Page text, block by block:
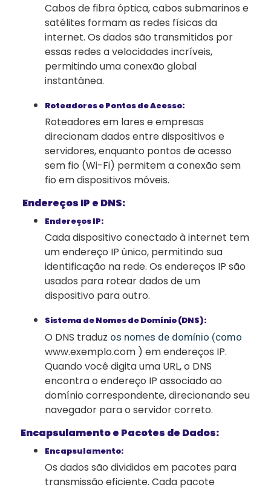
Cabos de fibra óptica, cabos submarinos e
satélites formam as redes físicas da
internet. Os dados são transmitidos por
essas redes a velocidades incríveis,
permitindo uma conexão global
instantânea.
Roteadores e Pontos de Acesso:
Roteadores em lares e empresas
direcionam dados entre dispositivos e
servidores, enquanto pontos de acesso
sem fio (Wi-Fi) permitem a conexão sem
fio em dispositivos móveis.
Endereços IP e DNS:
Endereços IP:
Cada dispositivo conectado à internet tem
um endereço IP único, permitindo sua
identificação na rede. Os endereços IP são
usados ​​para rotear dados de um
dispositivo para outro.
Sistema de Nomes de Domínio (DNS):
O DNS traduz os nomes de domínio (como
www.exemplo.com ) em endereços IP.
Quando você digita uma URL, o DNS
encontra o endereço IP associado ao
domínio correspondente, direcionando seu
navegador para o servidor correto.
Encapsulamento e Pacotes de Dados:
Encapsulamento:
Os dados são divididos em pacotes para
transmissão eficiente. Cada pacote